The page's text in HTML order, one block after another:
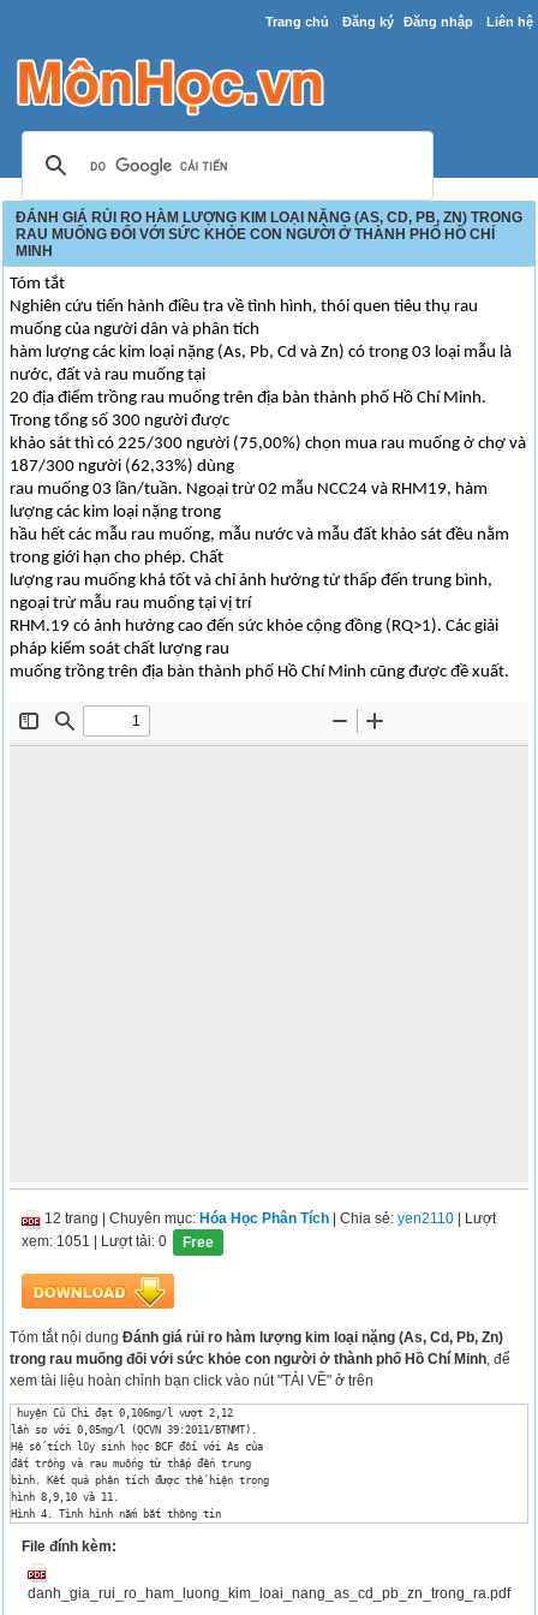
Trang chủ Đăng ký Đăng nhập Liên hệ
ĐÁNH GIÁ RỦI RO HÀM LƯỢNG KIM LOẠI NẶNG (AS, CD, PB, ZN) TRONG
RAU MUỐNG ĐỐI VỚI SỨC KHỎE CON NGƯỜI Ở THÀNH PHỐ HỒ CHÍ
MINH
Tóm tắt
Nghiên cứu tiến hành điều tra về tình hình, thói quen tiêu thụ rau
muống của người dân và phân tích
hàm lượng các kim loại nặng (As, Pb, Cd và Zn) có trong 03 loại mẫu là
nước, đất và rau muống tại
20 địa điểm trồng rau muống trên địa bàn thành phố Hồ Chí Minh.
Trong tổng số 300 người được
khảo sát thì có 225/300 người (75,00%) chọn mua rau muống ở chợ và
187/300 người (62,33%) dùng
rau muống 03 lần/tuần. Ngoại trừ 02 mẫu NCC24 và RHM19, hàm
lượng các kim loại nặng trong
hầu hết các mẫu rau muống, mẫu nước và mẫu đất khảo sát đều nằm
trong giới hạn cho phép. Chất
lượng rau muống khá tốt và chỉ ảnh hưởng từ thấp đến trung bình,
ngoại trừ mẫu rau muống tại vị trí
RHM.19 có ảnh hưởng cao đến sức khỏe cộng đồng (RQ>1). Các giải
pháp kiểm soát chất lượng rau
muống trồng trên địa bàn thành phố Hồ Chí Minh cũng được đề xuất.
12 trang |Chuyên mục: Hóa Học Phân Tích | Chia sẻ:yen2110 | Lượt
xem: 1051 | Lượt tải: 0 Free
Tóm tắt nội dungĐánh giá rủi ro hàm lượng kim loại nặng (As, Cd, Pb, Zn)
trong rau muống đối với sức khỏe con người ở thành phố Hồ Chí Minh, để
xem tài liệu hoàn chỉnh bạn click vào nút "TẢI VỀ" ở trên
huyện Củ Chi đạt 0,106mg/l vượt 2,12
lần so với 0,05mg/l (QCVN 39:2011/BTNMT).
Hệ số tích lũy sinh học BCF đối với As của
đất trồng và rau muống từ thấp đến trung
bình. Kết quả phân tích được thể hiện trong
hình 8,9,10 và 11.
Hình 4. Tình hình nắm bắt thông tin
Hình 5. Triệu chứng sau khi ăn rau muống
Hình 6. Lượng phân hóa học sử dụng
để bón sau mỗi đợt gặt hái (kg/1000 m2)
Hình 7. Biểu đồ cách thức để trồng rau
File đính kèm:
danh_gia_rui_ro_ham_luong_kim_loai_nang_as_cd_pb_zn_trong_ra.pdf